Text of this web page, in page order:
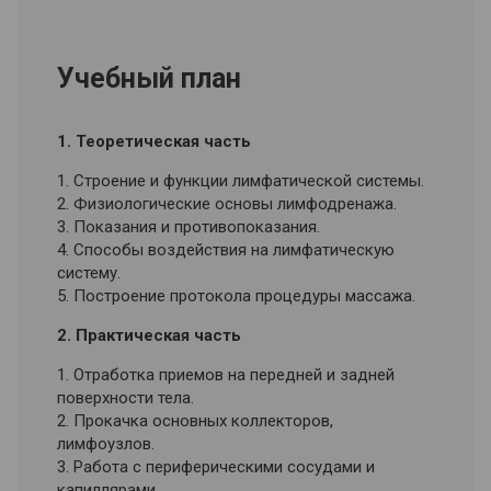
Парафин, эфирные масла, теннисные и
массажные мячики, эспандеры, коврики,
части.
3. Дистанционный модуль – материалы для
самостоятельной проработки
1. Санитарная безопасность в кабинете
массажа.
2. Анатомия в восстановительной медицине.
3. Противопоказания к массажу.
4. Общие методики медицинского массажа.
6. Основы сегментарно-рефлекторного массажа.
7. Основы лечебной физкультуры.
8. Основы ароматерапии и обзор основных
эфиров.
9. Оказание первой помощи.
Учебный план
1. Теоретическая часть
1. Строение и функции лимфатической системы.
2. Физиологические основы лимфодренажа.
3. Показания и противопоказания.
4. Способы воздействия на лимфатическую
систему.
5. Построение протокола процедуры массажа.
2. Практическая часть
1. Отработка приемов на передней и задней
поверхности тела.
2. Прокачка основных коллекторов,
лимфоузлов.
3. Работа с периферическими сосудами и